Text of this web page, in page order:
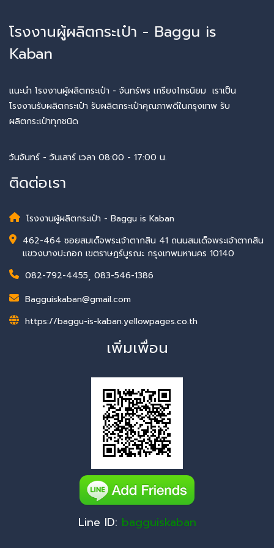
โรงงานผู้ผลิตกระเป๋า - Baggu is
Kaban
แนะนำ โรงงานผู้ผลิตกระเป๋า - จันทร์พร เกรียงไกรนิยม เราเป็น
โรงงานรับผลิตกระเป๋า รับผลิตกระเป๋าคุณภาพดีในกรุงเทพ รับ
ผลิตกระเป๋าทุกชนิด
วันจันทร์ - วันเสาร์ เวลา 08:00 - 17:00 น.
ติดต่อเรา
โรงงานผู้ผลิตกระเป๋า - Baggu is Kaban
462-464 ซอยสมเด็จพระเจ้าตากสิน 41 ถนนสมเด็จพระเจ้าตากสิน
แขวงบางปะกอก เขตราษฎร์บูรณะ กรุงเทพมหานคร 10140
082-792-4455, 083-546-1386
Bagguiskaban@gmail.com
https://baggu-is-kaban.yellowpages.co.th
เพิ่มเพื่อน
Line ID: bagguiskaban